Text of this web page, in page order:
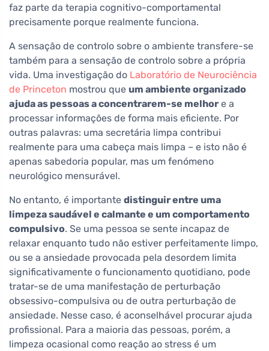
faz parte da terapia cognitivo-comportamental
precisamente porque realmente funciona.
A sensação de controlo sobre o ambiente transfere-se
também para a sensação de controlo sobre a própria
vida. Uma investigação do Laboratório de Neurociência
de Princeton mostrou que um ambiente organizado
ajuda as pessoas a concentrarem-se melhor e a
processar informações de forma mais eficiente. Por
outras palavras: uma secretária limpa contribui
realmente para uma cabeça mais limpa – e isto não é
apenas sabedoria popular, mas um fenómeno
neurológico mensurável.
No entanto, é importante distinguir entre uma
limpeza saudável e calmante e um comportamento
compulsivo. Se uma pessoa se sente incapaz de
relaxar enquanto tudo não estiver perfeitamente limpo,
ou se a ansiedade provocada pela desordem limita
significativamente o funcionamento quotidiano, pode
tratar-se de uma manifestação de perturbação
obsessivo-compulsiva ou de outra perturbação de
ansiedade. Nesse caso, é aconselhável procurar ajuda
profissional. Para a maioria das pessoas, porém, a
limpeza ocasional como reação ao stress é um